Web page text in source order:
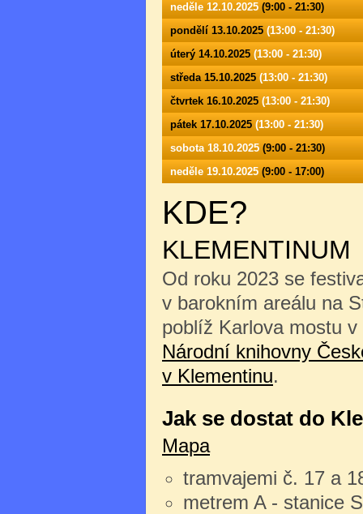
neděle 12.10.2025 (9:00 - 21:30)
pondělí 13.10.2025 (13:00 - 21:30)
úterý 14.10.2025 (13:00 - 21:30)
středa 15.10.2025 (13:00 - 21:30)
čtvrtek 16.10.2025 (13:00 - 21:30)
pátek 17.10.2025 (13:00 - 21:30)
sobota 18.10.2025 (9:00 - 21:30)
neděle 19.10.2025 (9:00 - 17:00)
KDE?
KLEMENTINUM
Od roku 2023 se
v barokním areálu na
poblíž Karlova mostu
Národní knihovny
v Klementinu.
Jak se dostat do
Mapa
tramvajemi č. 17 a
metrem A - stanice